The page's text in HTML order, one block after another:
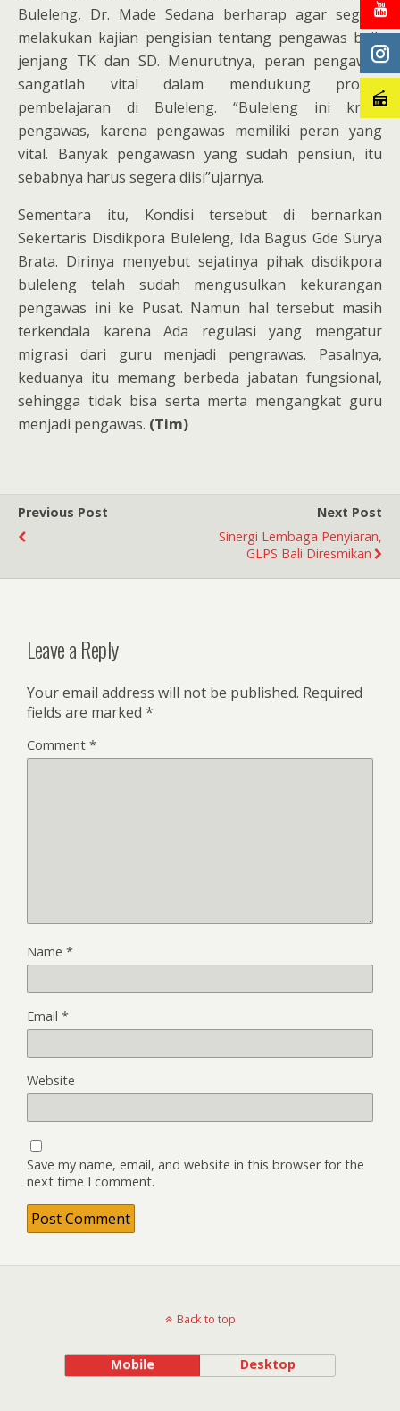
Buleleng, Dr. Made Sedana berharap agar segera
melakukan kajian pengisian tentang pengawas baik
jenjang TK dan SD. Menurutnya, peran pengawas
sangatlah vital dalam mendukung proses
pembelajaran di Buleleng. “Buleleng ini krisis
pengawas, karena pengawas memiliki peran yang
vital. Banyak pengawasn yang sudah pensiun, itu
sebabnya harus segera diisi”ujarnya.
Sementara itu, Kondisi tersebut di bernarkan
Sekertaris Disdikpora Buleleng, Ida Bagus Gde Surya
Brata. Dirinya menyebut sejatinya pihak disdikpora
buleleng telah sudah mengusulkan kekurangan
pengawas ini ke Pusat. Namun hal tersebut masih
terkendala karena Ada regulasi yang mengatur
migrasi dari guru menjadi pengrawas. Pasalnya,
keduanya itu memang berbeda jabatan fungsional,
sehingga tidak bisa serta merta mengangkat guru
menjadi pengawas. (Tim)
Previous Post
Next Post
Sinergi Lembaga Penyiaran,
GLPS Bali Diresmikan
Leave a Reply
Your email address will not be published. Required
fields are marked *
Comment *
Name *
Email *
Website
Save my name, email, and website in this browser for the
next time I comment.
Back to top
Mobile Desktop